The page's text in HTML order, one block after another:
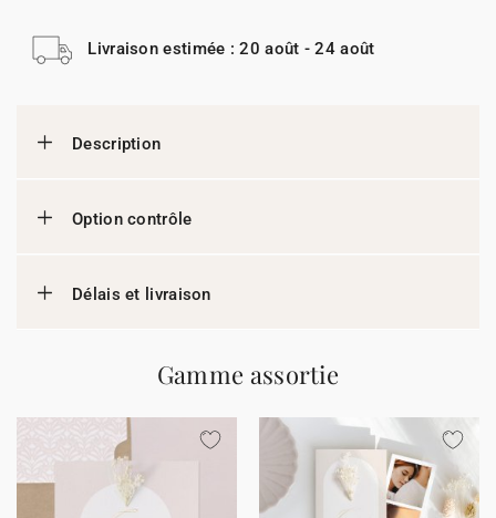
Livraison estimée : 20 août - 24 août
Description
Option contrôle
Délais et livraison
Gamme assortie